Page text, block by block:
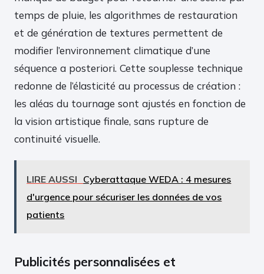
temps de pluie, les algorithmes de restauration
et de génération de textures permettent de
modifier l’environnement climatique d’une
séquence a posteriori. Cette souplesse technique
redonne de l’élasticité au processus de création :
les aléas du tournage sont ajustés en fonction de
la vision artistique finale, sans rupture de
continuité visuelle.
LIRE AUSSI Cyberattaque WEDA : 4 mesures
d'urgence pour sécuriser les données de vos
patients
Publicités personnalisées et